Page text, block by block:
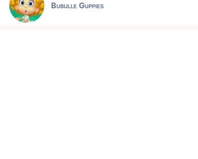
Bubulle Guppies